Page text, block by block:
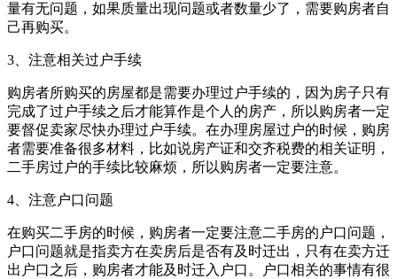
量有无问题，如果质量出现问题或者数量少了，需要购房者自
己再购买。
3、注意相关过户手续
购房者所购买的房屋都是需要办理过户手续的，因为房子只有
完成了过户手续之后才能算作是个人的房产，所以购房者一定
要督促卖家尽快办理过户手续。在办理房屋过户的时候，购房
者需要准备很多材料，比如说房产证和交齐税费的相关证明，
二手房过户的手续比较麻烦，所以购房者一定要注意。
4、注意户口问题
在购买二手房的时候，购房者一定要注意二手房的户口问题，
户口问题就是指卖方在卖房后是否有及时迁出，只有在卖方迁
出户口之后，购房者才能及时迁入户口。户口相关的事情有很